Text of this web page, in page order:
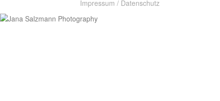
Impressum / Datenschutz